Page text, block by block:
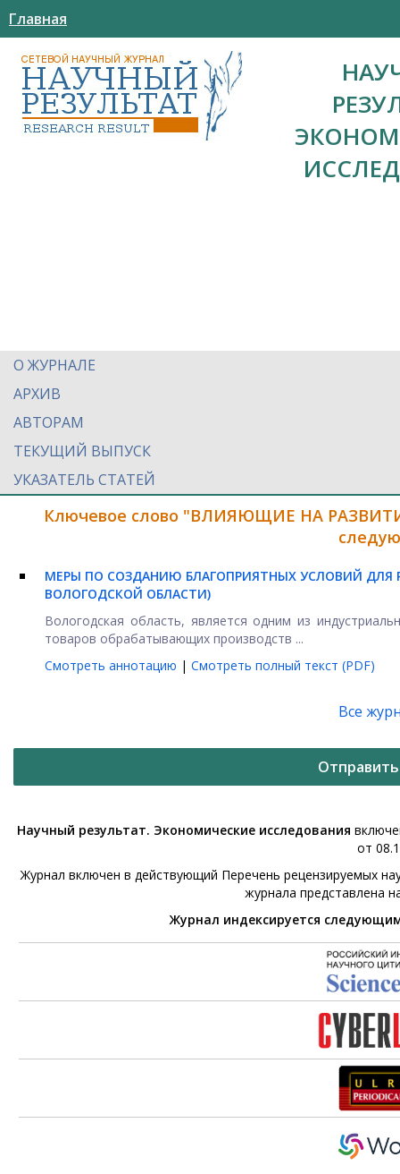
Главная
О ЖУРНАЛЕ
АРХИВ
АВТОРАМ
ТЕКУЩИЙ ВЫПУСК
УКАЗАТЕЛЬ СТАТЕЙ
Ключевое слово "ВЛИЯЮЩИЕ НА
МЕРЫ ПО СОЗДАНИЮ БЛАГОПРИЯТНЫХ УСЛОВИЙ ДЛЯ
ВОЛОГОДСКОЙ ОБЛАСТИ)
Вологодская область, является одним из
товаров обрабатывающих производств ...
Смотреть аннотацию | Смотреть полный текст (PDF)
Все
Научный результат. Экономические исследования
от
Журнал включен в действующий Перечень рецензируемых
журнала представлена
Журнал индексируется